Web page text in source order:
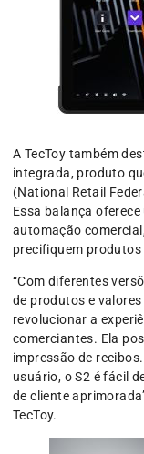
A TecToy também
integrada, produto
(National Retail
Essa balança
automação
precifiquem
“Com diferentes
de produtos e
revolucionar a
comerciantes. Ela
impressão de
usuário, o S2 é fácil
de cliente
TecToy.